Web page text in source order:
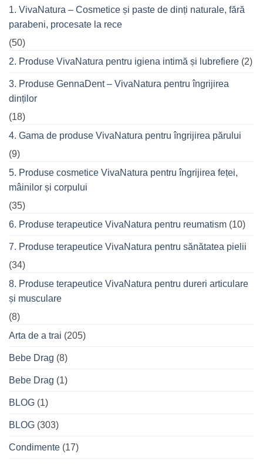
musculare
ale
de
care
seară
cu
în
oraș
1. VivaNatura – Cosmetice și paste de dinți naturale, fără
parabeni, procesate la rece
(50)
2. Produse VivaNatura pentru igiena intimă și lubrefiere (2)
3. Produse GennaDent – VivaNatura pentru îngrijirea
dinților
(18)
4. Gama de produse VivaNatura pentru îngrijirea părului
(9)
5. Produse cosmetice VivaNatura pentru îngrijirea feței,
mâinilor și corpului
(35)
6. Produse terapeutice VivaNatura pentru reumatism (10)
7. Produse terapeutice VivaNatura pentru sănătatea pielii
(34)
8. Produse terapeutice VivaNatura pentru dureri articulare
și musculare
(8)
Arta de a trai (205)
Bebe Drag (8)
Bebe Drag (1)
BLOG (1)
BLOG (303)
Condimente (17)